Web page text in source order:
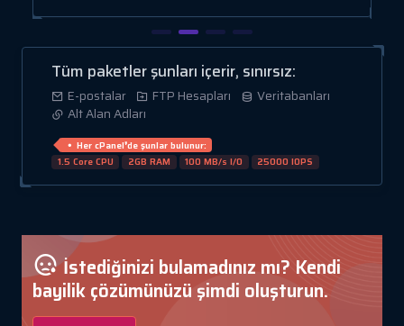
Tüm paketler şunları içerir, sınırsız:
E-postalar FTP Hesapları
Veritabanları
Alt Alan Adları
Her cPanel❜de şunlar bulunur:
1.5 Core CPU
2GB RAM 100 MB/s I/O 25000 IOPS
İstediğinizi bulamadınız mı? Kendi
bayilik çözümünüzü şimdi oluşturun.